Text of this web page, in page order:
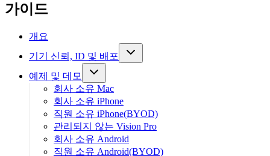
가이드
개요
기기 신뢰, ID 및 배포
예제 및 데모
회사 소유 Mac
회사 소유 iPhone
직원 소유 iPhone(BYOD)
관리되지 않는 Vision Pro
회사 소유 Android
직원 소유 Android(BYOD)